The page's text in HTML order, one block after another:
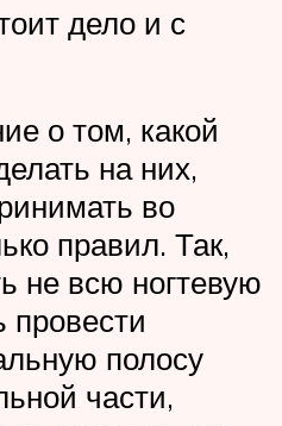
дело и с
о том, какой
на них,
во
правил. Так,
не всю ногтевую
провести
полосу
части,